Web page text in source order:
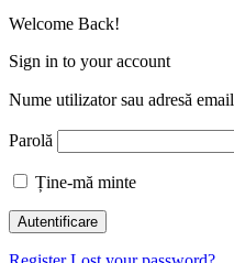
Welcome Back!
Sign in to your account
Nume utilizator sau adresă email
Parolă
Ține-mă minte